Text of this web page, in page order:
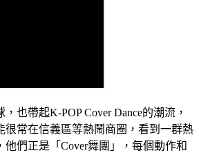
也帶起K-POP Cover Dance的潮流，
很常在信義區等熱鬧商圈，看到一群熱
他們正是「Cover舞團」，每個動作和